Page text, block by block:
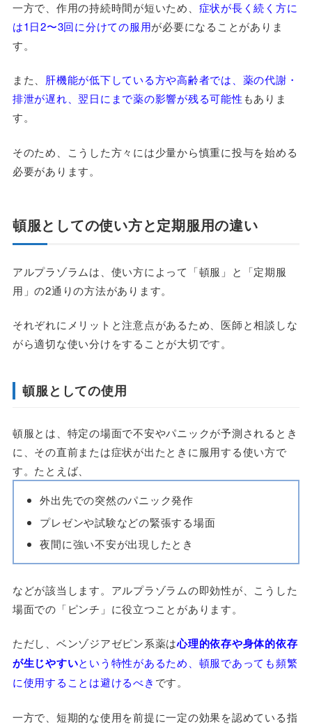
一方で、作用の持続時間が短いため、 症状が長く続く方に
は1日2〜3回に分けての服用が必要になることがありま
す。
また、 肝機能が低下している方や高齢者では、薬の代謝・
排泄が遅れ、翌日にまで薬の影響が残る可能性 もありま
す。
そのため、こうした方々には少量から慎重に投与を始める
必要があります。
頓服としての使い方と定期服用の違い
アルプラゾラムは、使い方によって「頓服」と「定期服
用」の2通りの方法があります。
それぞれにメリットと注意点があるため、医師と相談しな
がら適切な使い分けをすることが大切です。
頓服としての使用
頓服とは、特定の場面で不安やパニックが予測されるとき
に、その直前または症状が出たときに服用する使い方で
す。たとえば、
外出先での突然のパニック発作
プレゼンや試験などの緊張する場面
夜間に強い不安が出現したとき
などが該当します。アルプラゾラムの即効性が、こうした
場面での「ピンチ」に役立つことがあります。
ただし、ベンゾジアゼピン系薬は心理的依存や身体的依存
が生じやすいという特性があるため、頓服であっても頻繁
に使用することは避けるべき です。
一方で、短期的な使用を前提に一定の効果を認めている指